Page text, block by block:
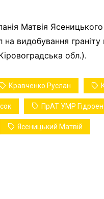
Матвія
видобування граніту
обл.).
Кравченко Руслан
ПрАТ УМР
Ясеницький Матвій